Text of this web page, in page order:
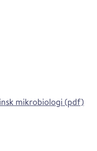
mikrobiologi (pdf)